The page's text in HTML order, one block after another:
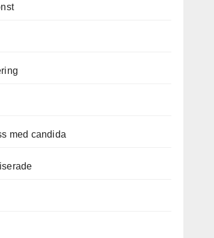
med candida